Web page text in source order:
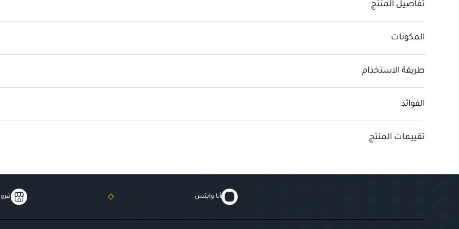
تفاصيل المنتج
المكونات
طريقة الاستخدام
الفوائد
تقييمات المنتج
أنا وايتس